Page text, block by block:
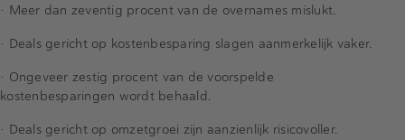
• Meer dan zeventig procent van de overnames mislukt.
• Deals gericht op kostenbesparing slagen aanmerkelijk vaker.
• Ongeveer zestig procent van de voorspelde
kostenbesparingen wordt behaald.
• Deals gericht op omzetgroei zijn aanzienlijk risicovoller.